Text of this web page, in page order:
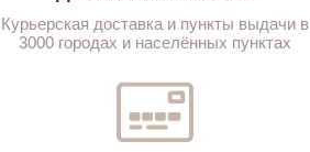
Курьерская доставка и пункты выдачи в
3000 городах и населённых пунктах